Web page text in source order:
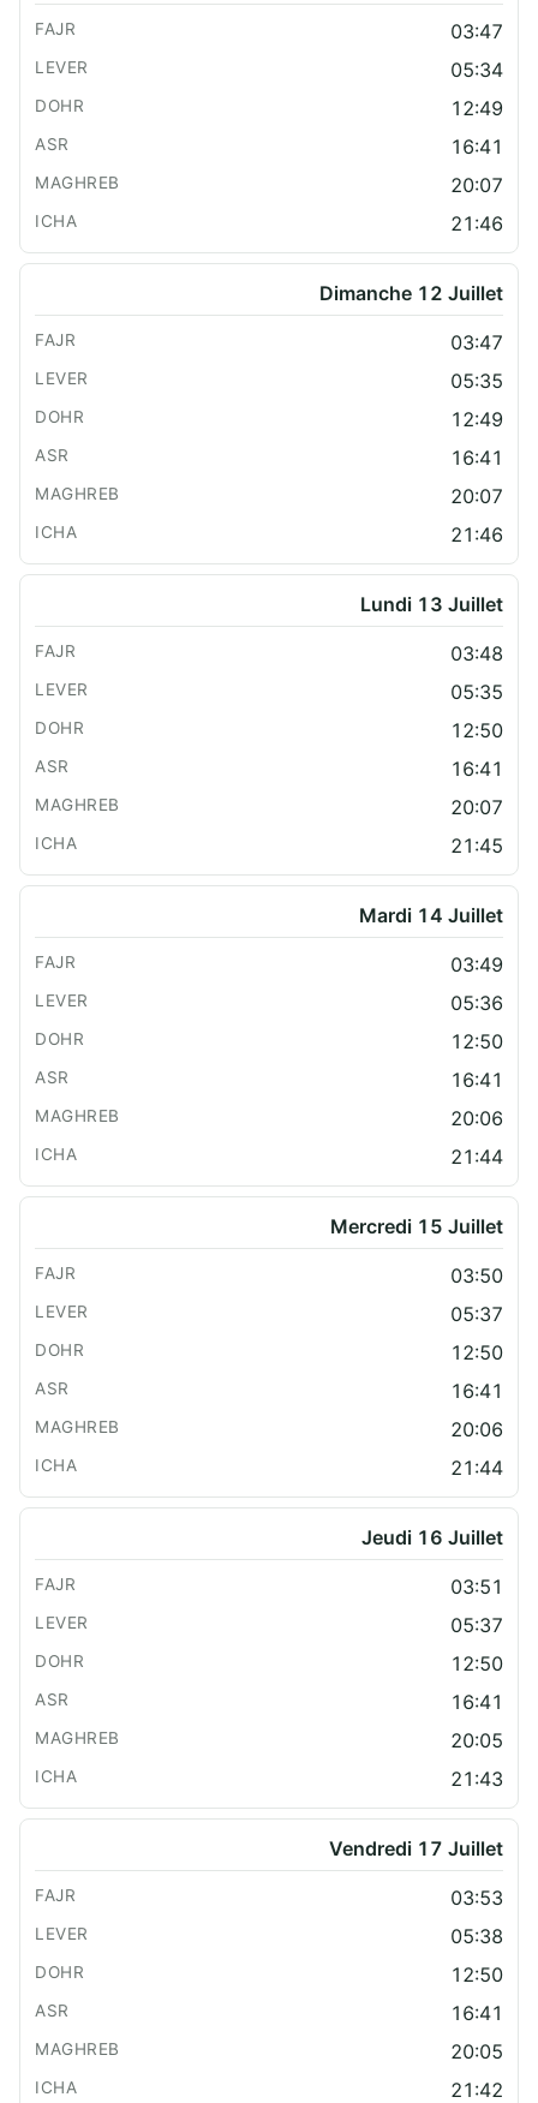
03:47
05:34
12:49
16:41
20:07
21:46
Dimanche 12 Juillet
03:47
05:35
12:49
16:41
20:07
21:46
Lundi 13 Juillet
03:48
05:35
12:50
16:41
20:07
21:45
Mardi 14 Juillet
03:49
05:36
12:50
16:41
20:06
21:44
Mercredi 15 Juillet
03:50
05:37
12:50
16:41
20:06
21:44
Jeudi 16 Juillet
03:51
05:37
12:50
16:41
20:05
21:43
Vendredi 17 Juillet
03:53
05:38
12:50
16:41
20:05
21:42